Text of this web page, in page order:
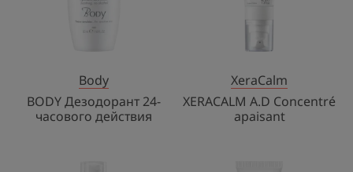
Body
BODY Дезодорант 24-
часового действия
XeraCalm
XERACALM A.D Concentré
apaisant